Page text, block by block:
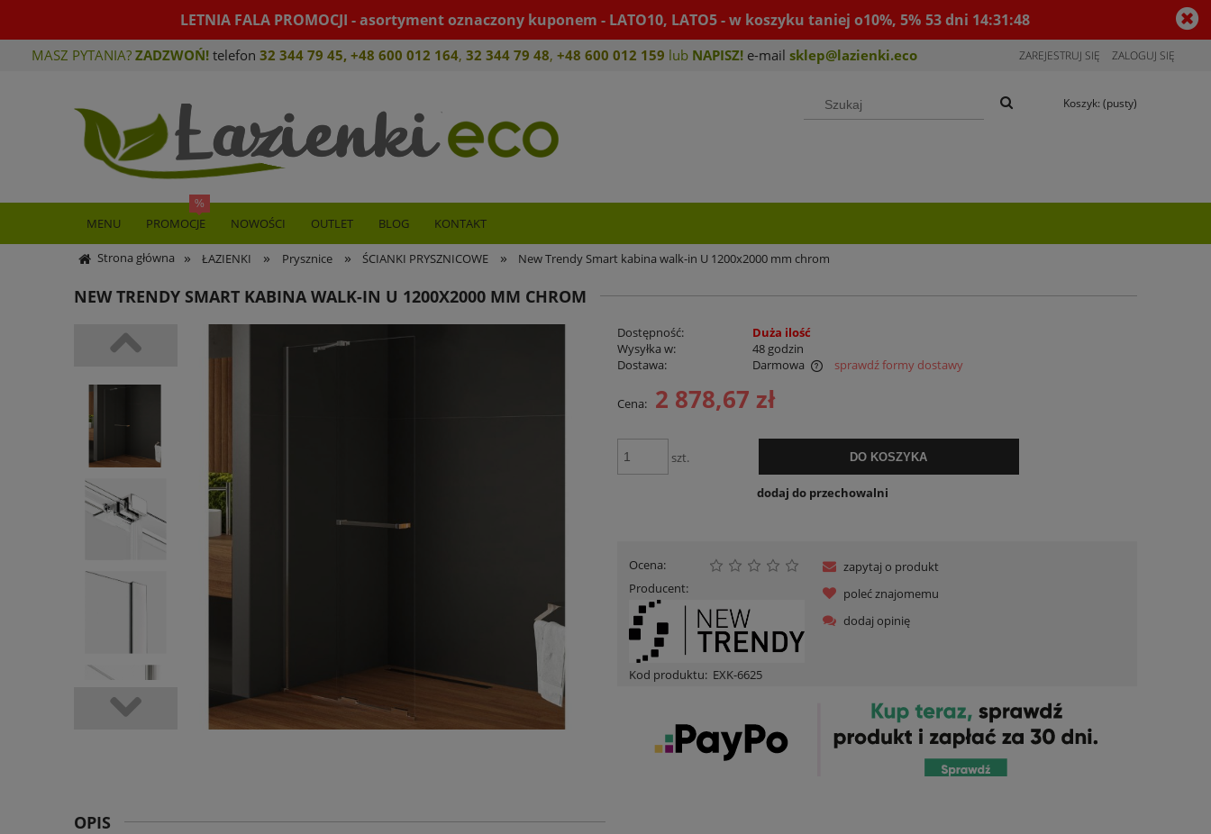
LETNIA FALA PROMOCJI - asortyment oznaczony kuponem - LATO10, LATO5 - w koszyku taniej o10%, 5% 53dni 14:31:47
MASZ PYTANIA? ZADZWOŃ! telefon 32 344 79 45, +48 600 012 164, 32 344 79 48, +48 600 012 159 lub NAPISZ! e-mail sklep@lazienki.eco ZAREJESTRUJ SIĘ ZALOGUJ SIĘ
Koszyk: (pusty)
MENU PROMOCJE NOWOŚCI OUTLET BLOG KONTAKT
Strona główna » ŁAZIENKI » Prysznice » ŚCIANKI PRYSZNICOWE » New Trendy Smart kabina walk-in U 1200x2000 mm chrom
NEW TRENDY SMART KABINA WALK-IN U 1200X2000 MM CHROM
Dostępność:
Duża ilość
Wysyłka w:
48 godzin
Dostawa:
Darmowa
Cena nie zawiera ewentualnych kosztów
sprawdź formy dostawy
Cena: 2 878,67 zł
szt. DO KOSZYKA
dodaj do przechowalni
Ocena:
Producent:
Kod produktu: EXK-6625
zapytaj o produkt
poleć znajomemu
dodaj opinię
OPIS